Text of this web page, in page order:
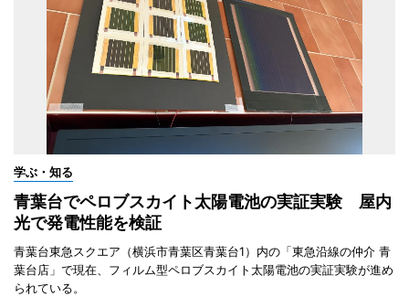
学ぶ・知る
青葉台でペロブスカイト太陽電池の実証実験 屋内
光で発電性能を検証
青葉台東急スクエア（横浜市青葉区青葉台1）内の「東急沿線の仲介 青
葉台店」で現在、フィルム型ペロブスカイト太陽電池の実証実験が進め
られている。